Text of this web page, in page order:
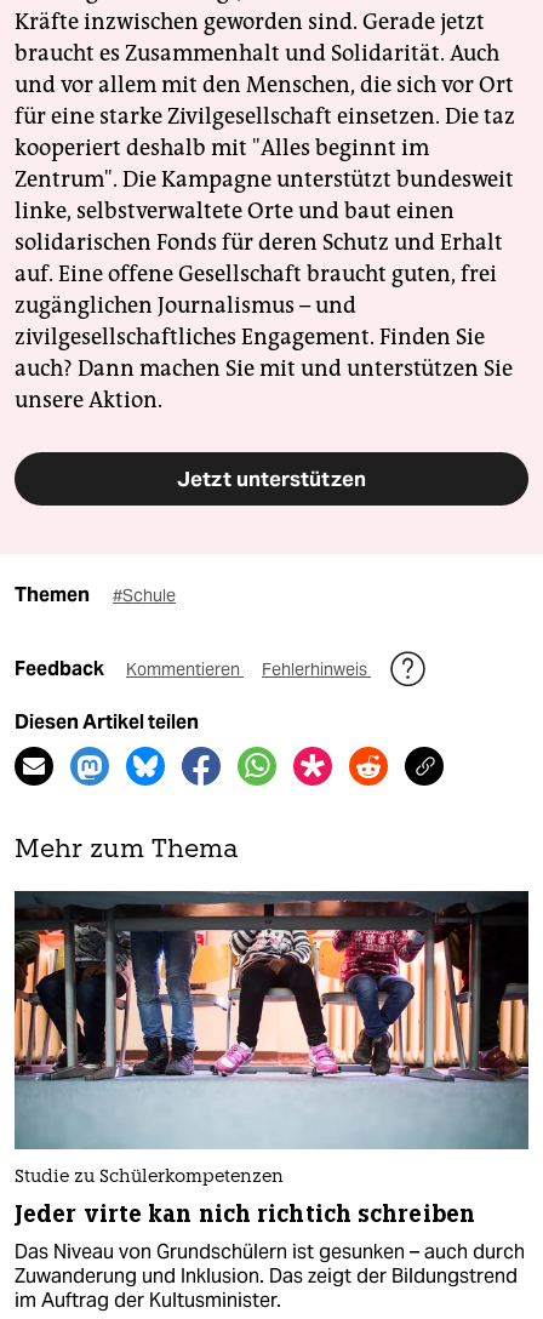
Kräfte inzwischen geworden sind. Gerade jetzt
braucht es Zusammenhalt und Solidarität. Auch
und vor allem mit den Menschen, die sich vor Ort
für eine starke Zivilgesellschaft einsetzen. Die taz
kooperiert deshalb mit "Alles beginnt im
Zentrum". Die Kampagne unterstützt bundesweit
linke, selbstverwaltete Orte und baut einen
solidarischen Fonds für deren Schutz und Erhalt
auf. Eine offene Gesellschaft braucht guten, frei
zugänglichen Journalismus – und
zivilgesellschaftliches Engagement. Finden Sie
auch? Dann machen Sie mit und unterstützen Sie
unsere Aktion.
Jetzt unterstützen
Themen #Schule
Feedback Kommentieren Fehlerhinweis
Diesen Artikel teilen
Mehr zum Thema
Studie zu Schülerkompetenzen
Jeder virte kan nich richtich schreiben
Das Niveau von Grundschülern ist gesunken – auch durch
Zuwanderung und Inklusion. Das zeigt der Bildungstrend
im Auftrag der Kultusminister.